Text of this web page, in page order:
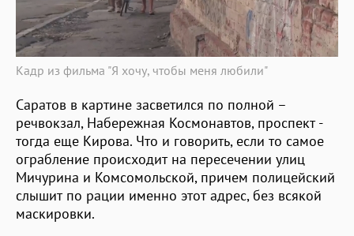
Кадр из фильма "Я хочу, чтобы меня любили"
Саратов в картине засветился по полной –
речвокзал, Набережная Космонавтов, проспект -
тогда еще Кирова. Что и говорить, если то самое
ограбление происходит на пересечении улиц
Мичурина и Комсомольской, причем полицейский
слышит по рации именно этот адрес, без всякой
маскировки.